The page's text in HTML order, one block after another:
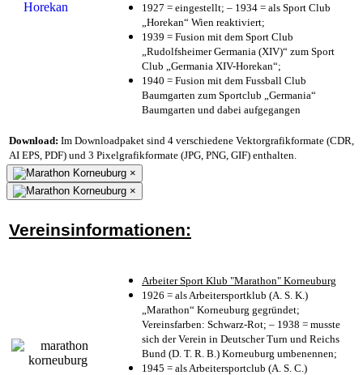
1927 = eingestellt; – 1934 = als Sport Club
„Horekan“ Wien reaktiviert;
1939 = Fusion mit dem Sport Club
„Rudolfsheimer Germania (XIV)“ zum Sport
Club „Germania XIV-Horekan“;
1940 = Fusion mit dem Fussball Club
Baumgarten zum Sportclub „Germania“
Baumgarten und dabei aufgegangen
Download: Im Downloadpaket sind 4 verschiedene Vektorgrafikformate (CDR,
AI EPS, PDF) und 3 Pixelgrafikformate (JPG, PNG, GIF) enthalten.
×
×
Vereinsinformationen:
Arbeiter Sport Klub "Marathon" Korneuburg
1926 = als Arbeitersportklub (A. S. K.)
„Marathon“ Korneuburg gegründet;
Vereinsfarben: Schwarz-Rot; – 1938 = musste
sich der Verein in Deutscher Turn und Reichs
Bund (D. T. R. B.) Korneuburg umbenennen;
1945 = als Arbeitersportclub (A. S. C.)